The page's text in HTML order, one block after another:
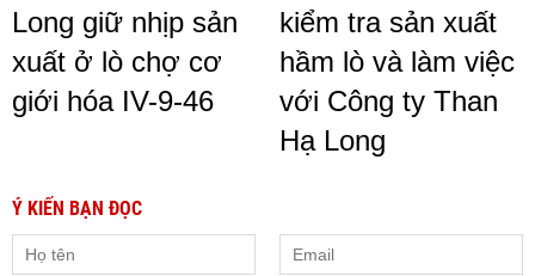
Long giữ nhịp sản
xuất ở lò chợ cơ
giới hóa IV-9-46
kiểm tra sản xuất
hầm lò và làm việc
với Công ty Than
Hạ Long
Ý KIẾN BẠN ĐỌC